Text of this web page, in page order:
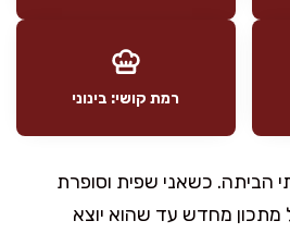
רמת קושי: בינוני
הביתה. כשאני שפית וסופרת
מתכון מחדש עד שהוא יוצא